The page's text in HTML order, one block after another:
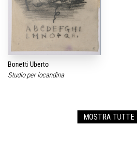
Bonetti Uberto
Studio per locandina
MOSTRA TUTTE